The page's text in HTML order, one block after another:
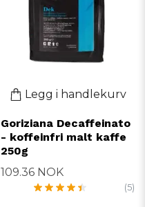
Legg i handlekurv
Goriziana Decaffeinato
- koffeinfri malt kaffe
250g
109.36 NOK
(5)